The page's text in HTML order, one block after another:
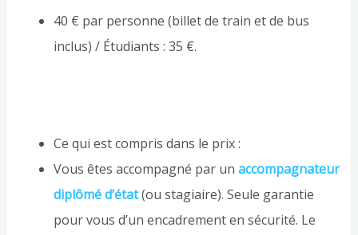
40 € par personne (billet de train et de bus
inclus) / Étudiants : 35 €.
Ce qui est compris dans le prix :
Vous êtes accompagné par un accompagnateur
diplômé d’état(ou stagiaire). Seule garantie
pour vous d’un encadrement en sécurité. Le